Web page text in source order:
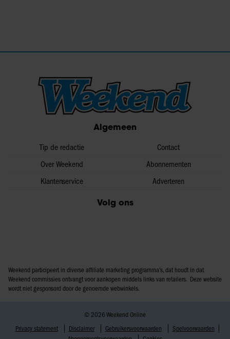
Algemeen
Tip de redactie
Over Weekend
Klantenservice
Contact
Abonnementen
Adverteren
Volg ons
Weekend participeert in diverse affiliate marketing programma’s, dat houdt in dat
Weekend commissies ontvangt voor aankopen middels links van retailers. Deze website
wordt niet gesponsord door de genoemde webwinkels.
© 2026 Weekend Online
Privacy statement
Disclaimer Gebruikersvoorwaarden
Spelvoorwaarden